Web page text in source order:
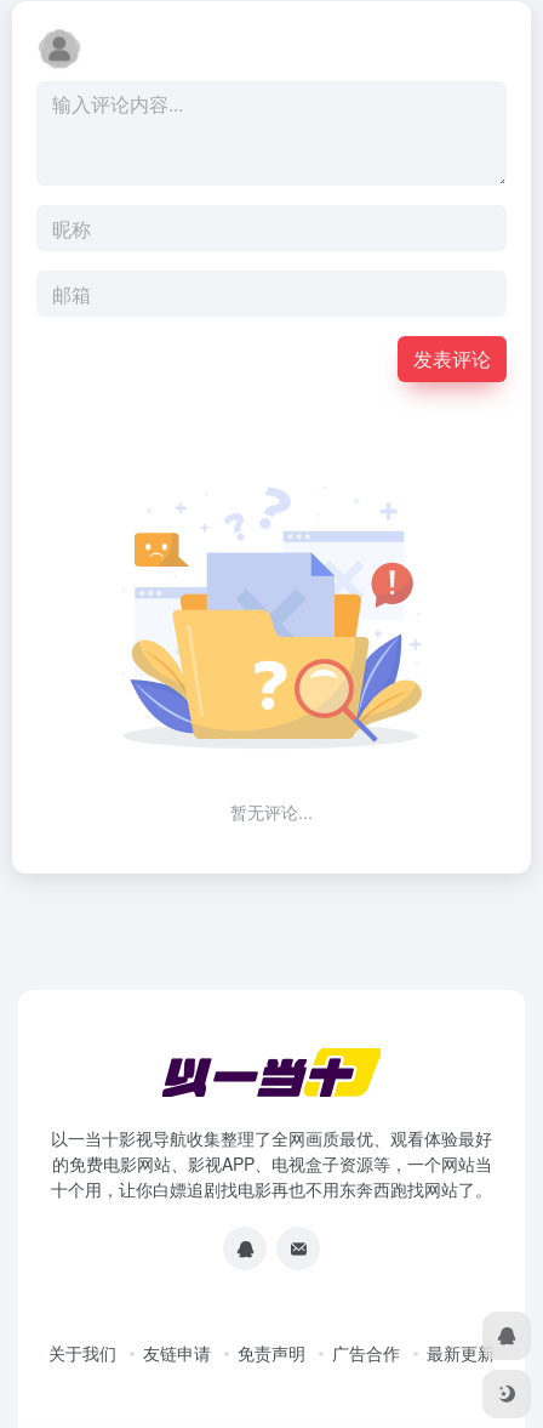
发表评论
暂无评论...
以一当十影视导航收集整理了全网画质最优、观看体验最好
的免费电影网站、影视APP、电视盒子资源等，一个网站当
十个用，让你白嫖追剧找电影再也不用东奔西跑找网站了。
关于我们 友链申请 免责声明 广告合作 最新更新